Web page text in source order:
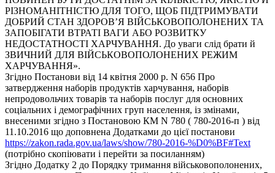
РІЗНОМАНІТНІСТЮ ДЛЯ ТОГО, ЩОБ ПІДТРИМУВАТИ
ДОБРИЙ СТАН ЗДОРОВ’Я ВІЙСЬКОВОПОЛОНЕНИХ ТА
ЗАПОБІГАТИ ВТРАТІ ВАГИ АБО РОЗВИТКУ
НЕДОСТАТНОСТІ ХАРЧУВАННЯ. До уваги слід брати й
ЗВИЧНИЙ ДЛЯ ВІЙСЬКОВОПОЛОНЕНИХ РЕЖИМ
ХАРЧУВАННЯ».
Згідно Постанови від 14 квітня 2000 р. N 656 Про
затвердження наборів продуктів харчування, наборів
непродовольчих товарів та наборів послуг для основних
соціальних і демографічних груп населення, із змінами,
внесеними згідно з Постановою КМ N 780 ( 780-2016-п ) від
11.10.2016 що доповнена Додатками до цієї постанови
https://zakon.rada.gov.ua/laws/show/780-2016-%D0%BF#Text
(потрібно скопіювати і перейти за посиланням)
Згідно Додатку 2 до Порядку тримання військовополонених,